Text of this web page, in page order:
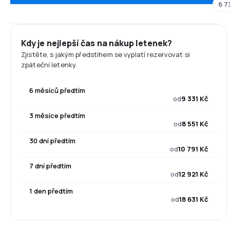
6
Kdy je nejlepší čas na nákup letenek?
Zjistěte, s jakým předstihem se vyplatí rezervovat si
zpáteční letenky.
6 měsíců předtím
od9 331 Kč
3 měsíce předtím
od8 551 Kč
30 dní předtím
od10 791 Kč
7 dní předtím
od12 921 Kč
1 den předtím
od18 631 Kč